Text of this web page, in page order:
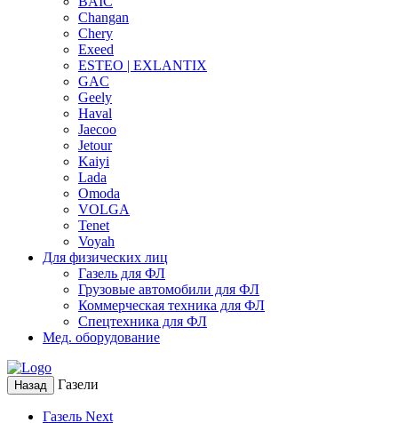
Changan
Chery
Exeed
ESTEO | EXLANTIX
GAC
Geely
Haval
Jaecoo
Jetour
Kaiyi
Lada
Omoda
VOLGA
Tenet
Voyah
Для физических лиц
Газель для ФЛ
Грузовые автомобили для ФЛ
Коммерческая техника для ФЛ
Спецтехника для ФЛ
Мед. оборудование
Назад Газели
Газель Next